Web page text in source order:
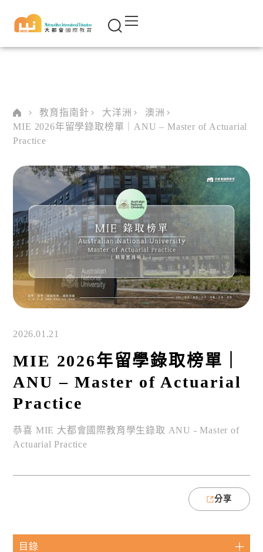
教育指南針 大洋洲
澳洲
MIE 2026年留學錄取榜單｜ANU – Master of Actuarial
Practice
2026.01.21
MIE 2026年留學錄取榜單｜
ANU – Master of Actuarial
Practice
恭喜 MIE 大都會國際教育學生錄取 ANU - Master of
Actuarial Practice
分享
目錄